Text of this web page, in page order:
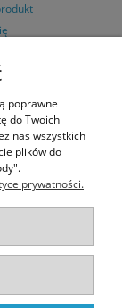
poprawne
do Twoich
nas wszystkich
plików do
prywatności.